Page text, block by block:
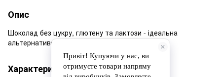
Опис
Шоколад без цукру, глютену та лактози - ідеальна
альтернатива класичного шоколаду.
Характеристики